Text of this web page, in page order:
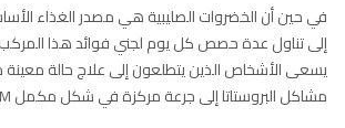
إلى تناول عدة حصص كل يوم لجني فوائد هذا
يسعى الأشخاص الذين يتطلعون إلى علاج حالة
مشاكل البروستاتا إلى جرعة مركزة في شكل مكمل DIM.